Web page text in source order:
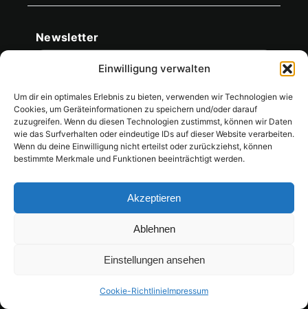
Einwilligung verwalten
Um dir ein optimales Erlebnis zu bieten, verwenden wir Technologien wie
Cookies, um Geräteinformationen zu speichern und/oder darauf
zuzugreifen. Wenn du diesen Technologien zustimmst, können wir Daten
wie das Surfverhalten oder eindeutige IDs auf dieser Website verarbeiten.
Wenn du deine Einwilligung nicht erteilst oder zurückziehst, können
bestimmte Merkmale und Funktionen beeinträchtigt werden.
Akzeptieren
Ablehnen
Einstellungen ansehen
Cookie-RichtlinieImpressum
Newsletter
derDatenschutzerklärung .
Abonnieren
14 Tage Rückgabe